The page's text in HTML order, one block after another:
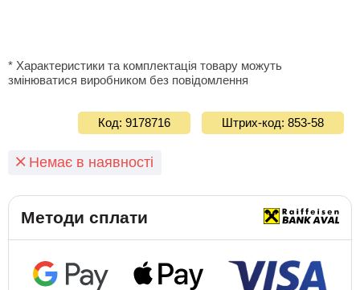
* Характеристики та комплектація товару можуть
змінюватися виробником без повідомлення
Код: 9178716 Штрих-код: 853-58
Немає в наявності
Методи сплати